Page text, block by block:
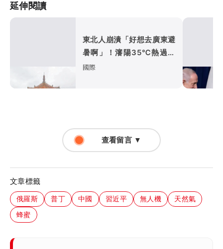
延伸閱讀
東北人崩潰「好想去廣東避
暑啊」！瀋陽35℃熱過廣
州 避暑天堂失守「元凶」
國際
查看留言 ▼
文章標籤
俄羅斯 普丁 中國 習近平 無人機
天然氣
蜂蜜